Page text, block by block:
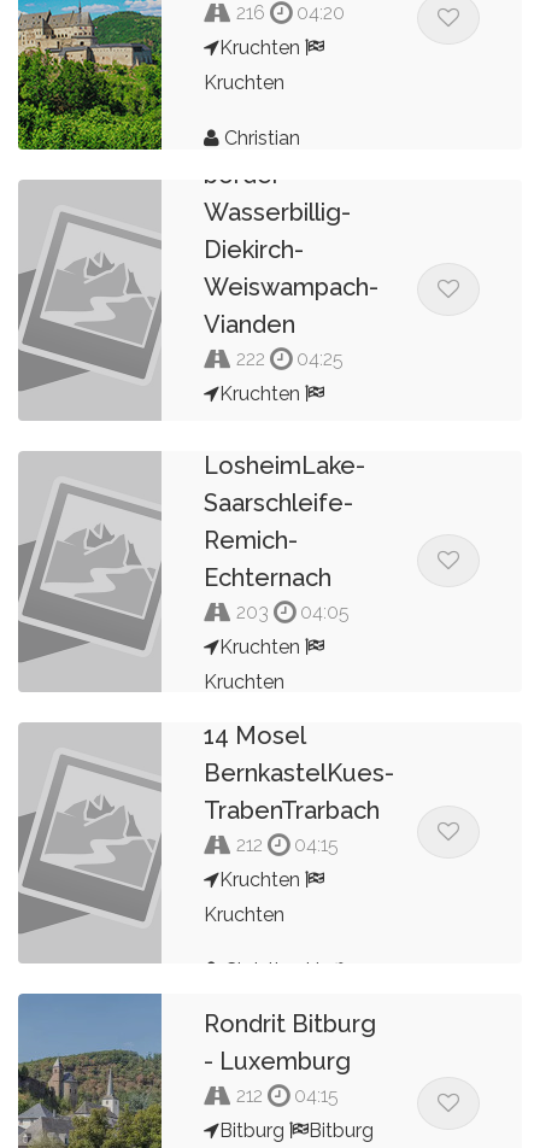
216
04:20
Kruchten
Kruchten
Christian
2023
Luxembourg-
border-
Wasserbillig-
Diekirch-
Weiswampach-
Vianden
222
04:25
Kruchten
Hoffmann
2023
Roundtour 12
LosheimLake-
Saarschleife-
Remich-
Echternach
203
04:05
Kruchten
Kruchten
Christian
Hoffmann
2023 Roundtour
14 Mosel
BernkastelKues-
TrabenTrarbach
212
04:15
Kruchten
Kruchten
Christian Hoffmann
Rondrit Bitburg
- Luxemburg
212
04:15
Bitburg
Bitburg